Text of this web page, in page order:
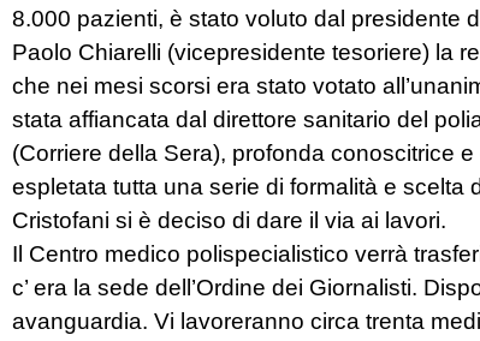
8.000 pazienti, è stato voluto dal presidente
Paolo Chiarelli (vicepresidente tesoriere) la
che nei mesi scorsi era stato votato
stata affiancata dal direttore sanitario del
(Corriere della Sera), profonda conoscitrice
espletata tutta una serie di formalità e scelta
Cristofani si è deciso di dare il via ai lavori.
Il Centro medico polispecialistico verrà
c’ era la sede dell’Ordine dei Giornalisti.
avanguardia. Vi lavoreranno circa trenta